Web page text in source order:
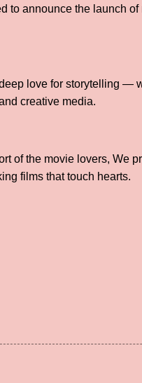
to announce the launch
love for storytelling —
creative media.
of the movie lovers, We
films that touch hearts.